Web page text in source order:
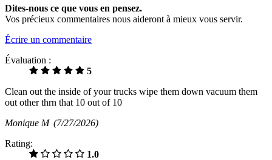
Dites-nous ce que vous en pensez.
Vos précieux commentaires nous aideront à mieux vous servir.
Écrire un commentaire
Évaluation :
5
Clean out the inside of your trucks wipe them down vacuum them
out other thrn that 10 out of 10
Monique M (7/27/2026)
Rating:
1.0